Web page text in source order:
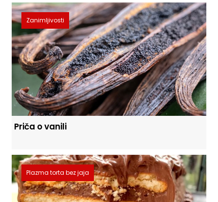
Zanimljivosti
Priča o vanili
Plazma torta bez jaja